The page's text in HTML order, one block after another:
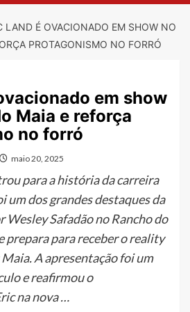
LAND É OVACIONADO EM SHOW NO
PROTAGONISMO NO FORRÓ
em show
Maia e reforça
no forró
maio 20, 2025
para a história da carreira
um dos grandes destaques da
Wesley Safadão no Rancho do
prepara para receber o reality
A apresentação foi um
e reafirmou o
na nova …